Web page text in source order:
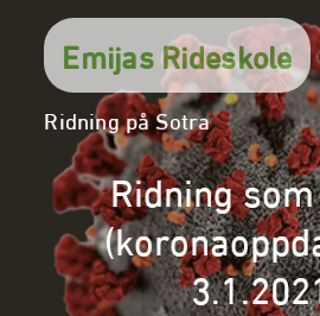
content
Emijas Rideskole
Ridning på Sotra
Ridning